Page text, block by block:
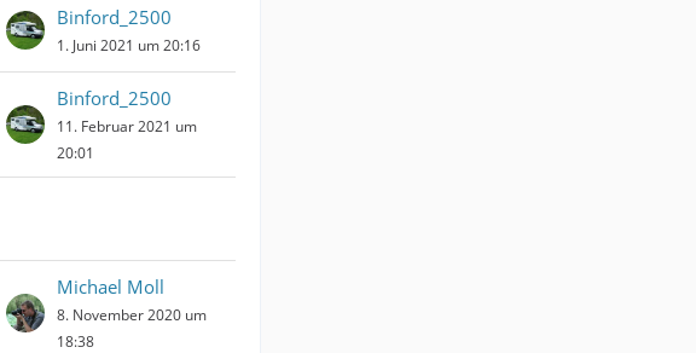
Binford_2500
1. Juni 2021 um 20:16
Binford_2500
11. Februar 2021 um
20:01
Michael Moll
8. November 2020 um
18:38